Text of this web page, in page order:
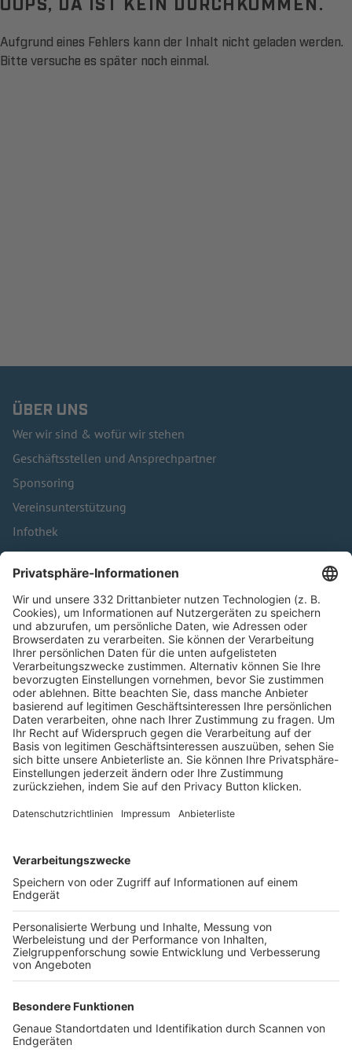
Aufgrund eines Fehlers kann der Inhalt nicht geladen werden.
Bitte versuche es später noch einmal.
ÜBER UNS
Wer wir sind & wofür wir stehen
Geschäftsstellen und Ansprechpartner
Sponsoring
Vereinsunterstützung
Infothek
Kontakt
HÄUFIG BESUCHTE SEITEN
Pässe und Vereinswechsel
Trainerausbildung
Schulungsangebot Vereinsmitarbeiter
BFV-Geschäftsstellen
Trainerbörse
Login SpielPlus
FOLGE DEM BFV
TOP-VEREINE
TOP-PARTNER